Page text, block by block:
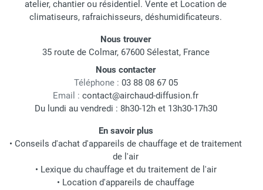
atelier, chantier ou résidentiel. Vente et Location de
climatiseurs, rafraichisseurs, déshumidificateurs.
Nous trouver
35 route de Colmar, 67600 Sélestat, France
Nous contacter
Téléphone : 03 88 08 67 05
Email : contact@airchaud-diffusion.fr
Du lundi au vendredi : 8h30-12h et 13h30-17h30
En savoir plus
• Conseils d'achat d'appareils de chauffage et de traitement
de l'air
• Lexique du chauffage et du traitement de l'air
• Location d'appareils de chauffage